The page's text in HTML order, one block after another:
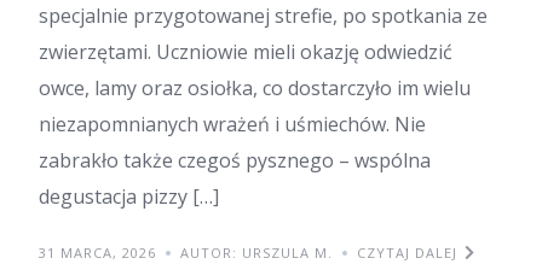
specjalnie przygotowanej strefie, po spotkania ze
zwierzętami. Uczniowie mieli okazję odwiedzić
owce, lamy oraz osiołka, co dostarczyło im wielu
niezapomnianych wrażeń i uśmiechów. Nie
zabrakło także czegoś pysznego – wspólna
degustacja pizzy […]
31 MARCA, 2026 AUTOR: URSZULA M. CZYTAJ DALEJ